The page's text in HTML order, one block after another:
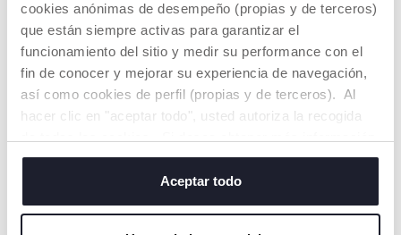
cookies anónimas de desempeño (propias y de terceros)
que están siempre activas para garantizar el
funcionamiento del sitio y medir su performance con el
fin de conocer y mejorar su experiencia de navegación,
así como cookies de perfil (propias y de terceros). Al
hacer clic en "aceptar todo", usted autoriza la recogida
o cambiar o revocar el consentimiento de todas o
algunas cookies, haga clic en "mostrar detalles". Al
cerrar este banner, usted consiente en utilizar
Aceptar todo
práctica a las sillas u otros trucos
impredecibles.
Establezcamos un lugar para todas las cosas
de nuestros hijos,hagámoslas parte integral
del contexto e incluso el desorden será
contenido y contenido.
Los objetos deben ser
encontrar sus cosas, elegirlas y cogerlas por
Incluso en el caso de la ropa y el calzado,
dedicamos los espacios más bajos dentro de